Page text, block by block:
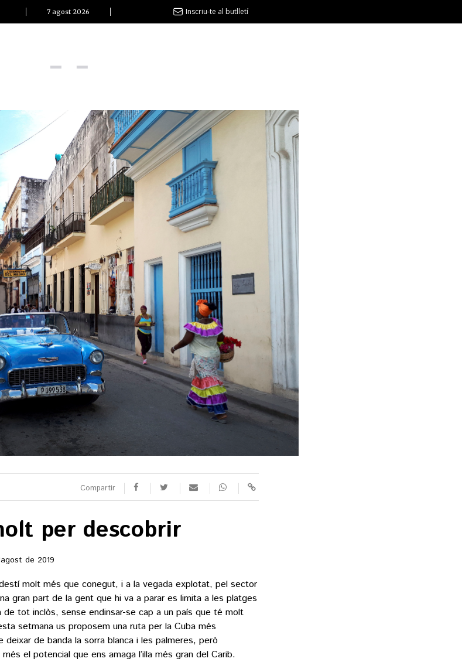
3 TAMBORS
TEMÀTIQUES
CULTURA
Arts escèniques
Cultura popular
Llibres
Calaix
Veure totes
9magazín
Agenda
Blogosfera
7 agost 2026 Inscriu-te al butlletí
Compartir
per descobrir
de 2019
destí molt més que conegut, i a la vegada explotat, pel sector
gran part de la gent que hi va a parar es limita a les platges
tot inclòs, sense endinsar-se cap a un país que té molt
setmana us proposem una ruta per la Cuba més
deixar de banda la sorra blanca i les palmeres, però
el potencial que ens amaga l’illa més gran del Carib.